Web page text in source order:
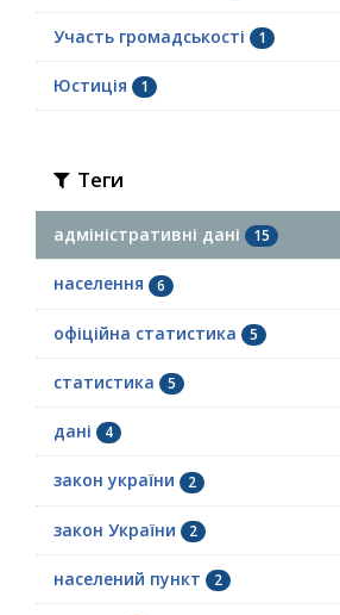
Участь громадськості 1
Юстиція 1
Теги
адміністративні дані 15
населення 6
офіційна статистика 5
статистика 5
дані 4
закон україни 2
закон України 2
населений пункт 2